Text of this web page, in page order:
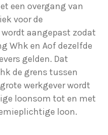
een overgang van
voor de
aangepast zodat
Whk en Aof dezelfde
gelden. Dat
de grens tussen
werkgever wordt
loonsom tot en met
loon.